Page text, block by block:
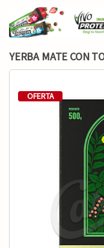
YERBA MATE CON
OFERTA